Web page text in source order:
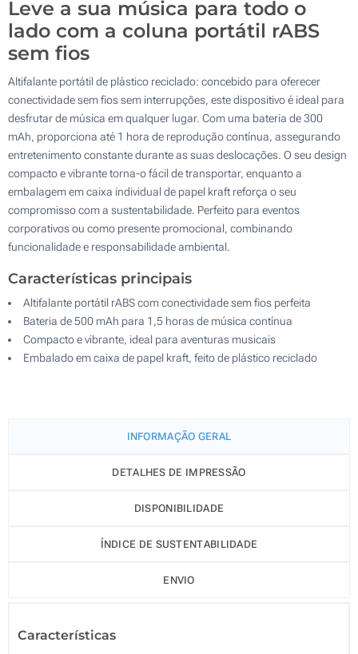
Leve a sua música para todo o
lado com a coluna portátil rABS
sem fios
Altifalante portátil de plástico reciclado: concebido para oferecer
conectividade sem fios sem interrupções, este dispositivo é ideal para
desfrutar de música em qualquer lugar. Com uma bateria de 300
mAh, proporciona até 1 hora de reprodução contínua, assegurando
entretenimento constante durante as suas deslocações. O seu design
compacto e vibrante torna-o fácil de transportar, enquanto a
embalagem em caixa individual de papel kraft reforça o seu
compromisso com a sustentabilidade. Perfeito para eventos
corporativos ou como presente promocional, combinando
funcionalidade e responsabilidade ambiental.
Características principais
Altifalante portátil rABS com conectividade sem fios perfeita
Bateria de 500 mAh para 1,5 horas de música contínua
Compacto e vibrante, ideal para aventuras musicais
Embalado em caixa de papel kraft, feito de plástico reciclado
INFORMAÇÃO GERAL
DETALHES DE IMPRESSÃO
DISPONIBILIDADE
ÍNDICE DE SUSTENTABILIDADE
ENVIO
Características